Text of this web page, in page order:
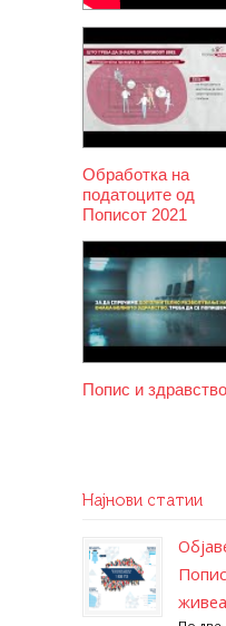
Обработка на
податоците од
Пописот 2021
Попис и здравство
Најнови статии